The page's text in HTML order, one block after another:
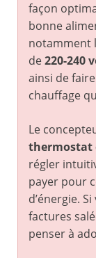
façon
bonne
notamment
de220-240
ainsi de
chauffage
Le
thermostat
régler
payer pour
d’énergie.
factures
penser à